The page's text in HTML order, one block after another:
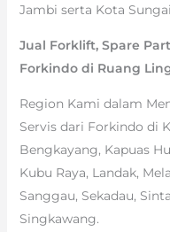
Jambi serta Kota
Jual Forklift, Spare
Forkindo di Ruang
Region Kami dalam
Servis dari Forkindo di
Bengkayang, Kapuas
Kubu Raya, Landak,
Sanggau, Sekadau,
Singkawang.